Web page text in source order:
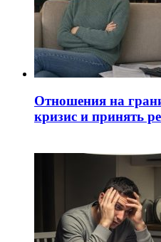
Отношения на
кризис и принять